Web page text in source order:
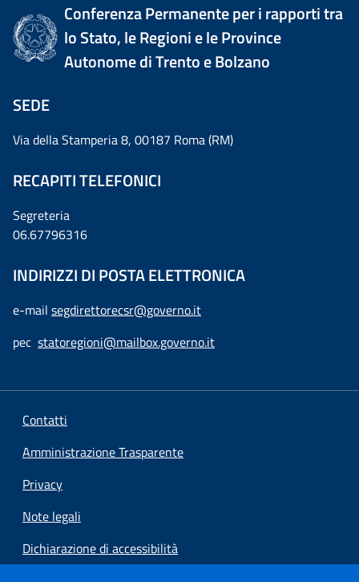
Conferenza Permanente per i rapporti tra
lo Stato, le Regioni e le Province
Autonome di Trento e Bolzano
SEDE
Via della Stamperia 8, 00187 Roma (RM)
RECAPITI TELEFONICI
Segreteria
06.67796316
INDIRIZZI DI POSTA ELETTRONICA
e-mail segdirettorecsr@governo.it
pec statoregioni@mailbox.governo.it
Contatti
Amministrazione Trasparente
Privacy
Note legali
Dichiarazione di accessibilità